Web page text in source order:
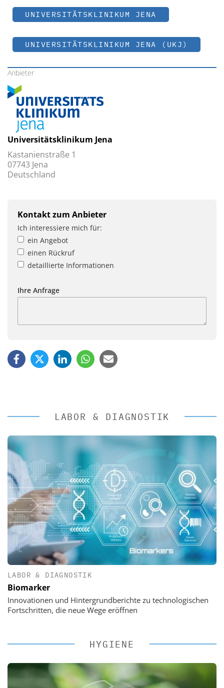
UNIVERSITÄTSKLINIKUM JENA
UNIVERSITÄTSKLINIKUM JENA (UKJ)
Anbieter
Universitätsklinikum Jena
Kastanienstraße 1
07743 Jena
Deutschland
Kontakt zum Anbieter
Ich interessiere mich für:
ein Angebot
einen Rückruf
detaillierte Informationen
Ihre Anfrage
LABOR & DIAGNOSTIK
LABOR & DIAGNOSTIK
Biomarker
Innovationen und Hintergrundberichte zu technologischen
Fortschritten, die neue Wege eröffnen
HYGIENE